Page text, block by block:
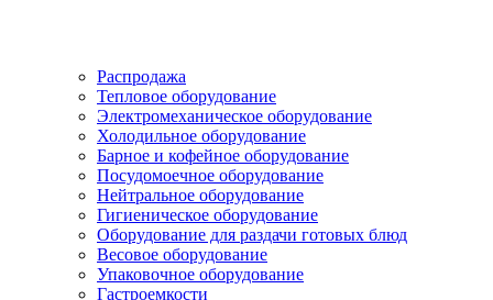
Распродажа
Тепловое оборудование
Электромеханическое оборудование
Холодильное оборудование
Барное и кофейное оборудование
Посудомоечное оборудование
Нейтральное оборудование
Гигиеническое оборудование
Оборудование для раздачи готовых блюд
Весовое оборудование
Упаковочное оборудование
Гастроемкости